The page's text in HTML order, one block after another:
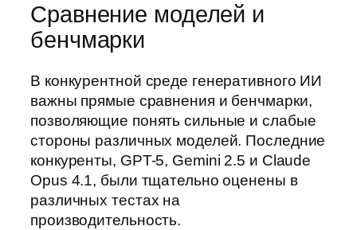
Сравнение моделей и
бенчмарки
В конкурентной среде генеративного ИИ
важны прямые сравнения и бенчмарки,
позволяющие понять сильные и слабые
стороны различных моделей. Последние
конкуренты, GPT-5, Gemini 2.5 и Claude
Opus 4.1, были тщательно оценены в
различных тестах на
производительность.